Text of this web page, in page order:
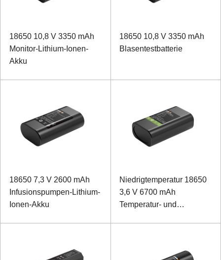
18650 10,8 V 3350 mAh
Monitor-Lithium-Ionen-
Akku
18650 10,8 V 3350 mAh
Blasentestbatterie
18650 7,3 V 2600 mAh
Infusionspumpen-Lithium-
Ionen-Akku
Niedrigtemperatur 18650
3,6 V 6700 mAh
Temperatur- und